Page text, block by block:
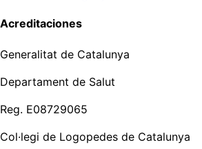
Acreditaciones
Generalitat de Catalunya
Departament de Salut
Reg. E08729065
Col·legi de Logopedes de Catalunya